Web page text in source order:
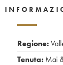
Regione:
Tenuta: Mai